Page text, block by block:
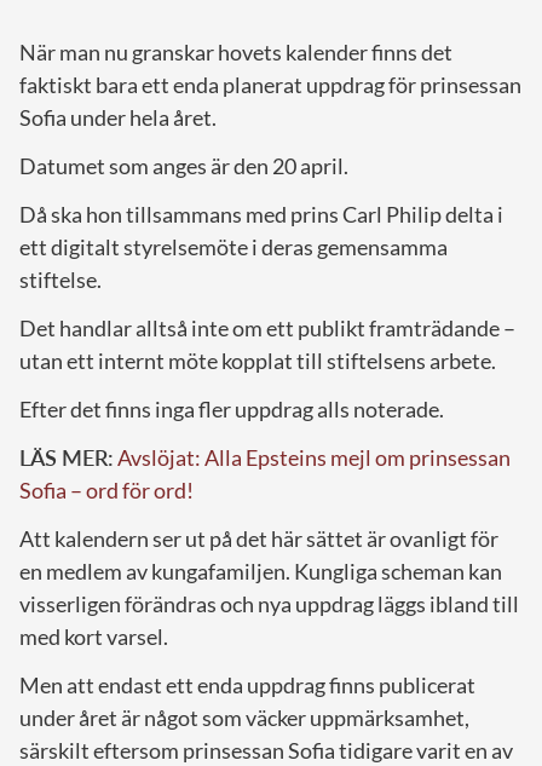
När man nu granskar hovets kalender finns det
faktiskt bara ett enda planerat uppdrag för prinsessan
Sofia under hela året.
Datumet som anges är den 20 april.
Då ska hon tillsammans med prins Carl Philip delta i
ett digitalt styrelsemöte i deras gemensamma
stiftelse.
Det handlar alltså inte om ett publikt framträdande –
utan ett internt möte kopplat till stiftelsens arbete.
Efter det finns inga fler uppdrag alls noterade.
LÄS MER:Avslöjat: Alla Epsteins mejl om prinsessan
Sofia – ord för ord!
Att kalendern ser ut på det här sättet är ovanligt för
en medlem av kungafamiljen. Kungliga scheman kan
visserligen förändras och nya uppdrag läggs ibland till
med kort varsel.
Men att endast ett enda uppdrag finns publicerat
under året är något som väcker uppmärksamhet,
särskilt eftersom prinsessan Sofia tidigare varit en av